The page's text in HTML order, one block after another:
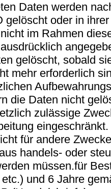
Daten werden
gelöscht oder in
im Rahmen
gelöscht, sobald
mehr erforderlich
die Daten nicht
zulässige
für andere
handels- oder
müssen.für
und 6 Jahre